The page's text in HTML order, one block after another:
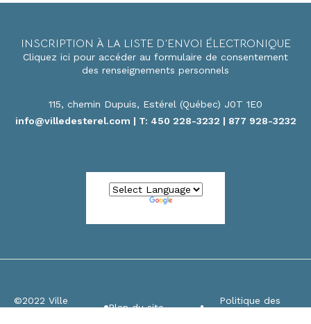
INSCRIPTION À LA LISTE D’ENVOI ÉLECTRONIQUE
Cliquez ici pour accéder au formulaire de consentement
des renseignements personnels
115, chemin Dupuis, Estérel (Québec) J0T 1E0
info@villedesterel.com | T: 450 228-3232 | 877 928-3232
©2022 Ville
Plan du site
Politique des